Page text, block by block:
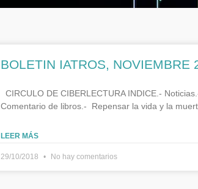
BOLETIN IATROS, NOVIEMBRE
CIRCULO DE CIBERLECTURA INDICE.-
Comentario de libros.- Repensar la vida y la
LEER MÁS
29/10/2018 No hay comentarios